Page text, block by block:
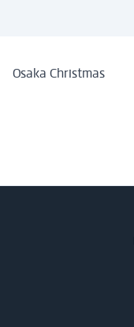
Osaka Christmas